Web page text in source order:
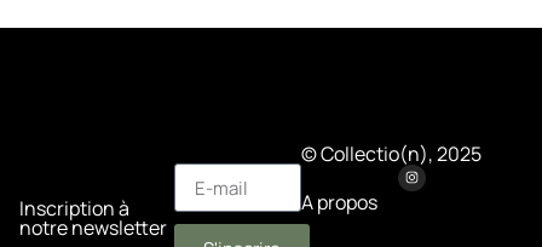
Inscription à
notre newsletter
© Collectio(n), 2025
A propos